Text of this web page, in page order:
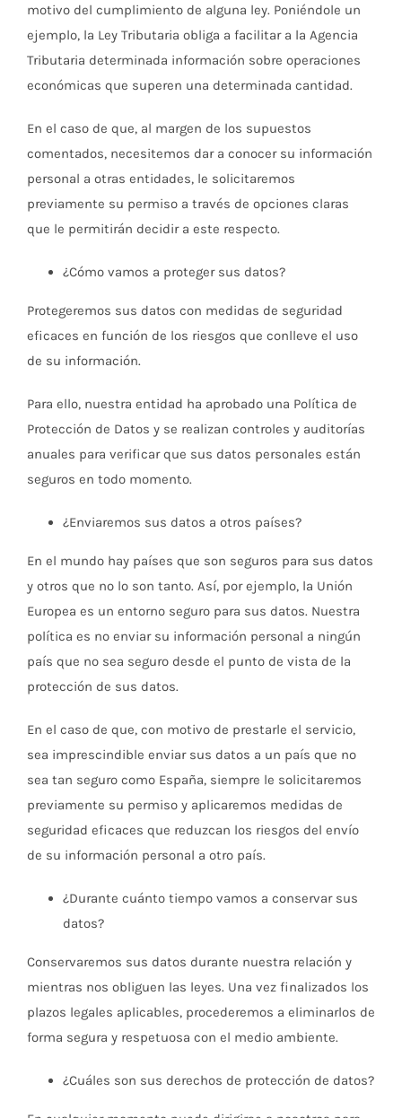
motivo del cumplimiento de alguna ley. Poniéndole un
ejemplo, la Ley Tributaria obliga a facilitar a la Agencia
Tributaria determinada información sobre operaciones
económicas que superen una determinada cantidad.
En el caso de que, al margen de los supuestos
comentados, necesitemos dar a conocer su información
personal a otras entidades, le solicitaremos
previamente su permiso a través de opciones claras
que le permitirán decidir a este respecto.
¿Cómo vamos a proteger sus datos?
Protegeremos sus datos con medidas de seguridad
eficaces en función de los riesgos que conlleve el uso
de su información.
Para ello, nuestra entidad ha aprobado una Política de
Protección de Datos y se realizan controles y auditorías
anuales para verificar que sus datos personales están
seguros en todo momento.
¿Enviaremos sus datos a otros países?
En el mundo hay países que son seguros para sus datos
y otros que no lo son tanto. Así, por ejemplo, la Unión
Europea es un entorno seguro para sus datos. Nuestra
política es no enviar su información personal a ningún
país que no sea seguro desde el punto de vista de la
protección de sus datos.
En el caso de que, con motivo de prestarle el servicio,
sea imprescindible enviar sus datos a un país que no
sea tan seguro como España, siempre le solicitaremos
previamente su permiso y aplicaremos medidas de
seguridad eficaces que reduzcan los riesgos del envío
de su información personal a otro país.
¿Durante cuánto tiempo vamos a conservar sus
datos?
Conservaremos sus datos durante nuestra relación y
mientras nos obliguen las leyes. Una vez finalizados los
plazos legales aplicables, procederemos a eliminarlos de
forma segura y respetuosa con el medio ambiente.
¿Cuáles son sus derechos de protección de datos?